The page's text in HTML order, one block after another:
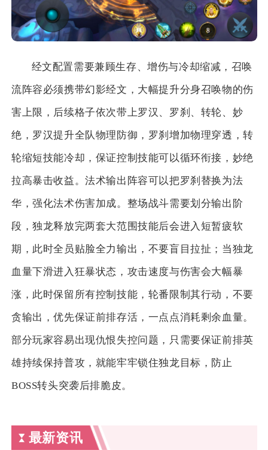
经文配置需要兼顾生存、增伤与冷却缩减，召唤
流阵容必须携带幻影经文，大幅提升分身召唤物的伤
害上限，后续格子依次带上罗汉、罗刹、转轮、妙
绝，罗汉提升全队物理防御，罗刹增加物理穿透，转
轮缩短技能冷却，保证控制技能可以循环衔接，妙绝
拉高暴击收益。法术输出阵容可以把罗刹替换为法
华，强化法术伤害加成。整场战斗需要划分输出阶
段，独龙释放完两套大范围技能后会进入短暂疲软
期，此时全员贴脸全力输出，不要盲目拉扯；当独龙
血量下滑进入狂暴状态，攻击速度与伤害会大幅暴
涨，此时保留所有控制技能，轮番限制其行动，不要
贪输出，优先保证前排存活，一点点消耗剩余血量。
部分玩家容易出现仇恨失控问题，只需要保证前排英
雄持续保持普攻，就能牢牢锁住独龙目标，防止
BOSS转头突袭后排脆皮。
最新资讯